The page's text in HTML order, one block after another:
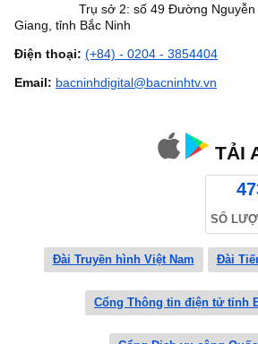
Trụ sở 2: số 49 Đường Nguyễn
Giang, tỉnh Bắc Ninh
Điện thoại: (+84) - 0204 - 3854404
Email: bacninhdigital@bacninhtv.vn
TẢI
SỐ
Đài Truyền hình Việt Nam Đài
Cổng Thông tin điện tử tỉnh